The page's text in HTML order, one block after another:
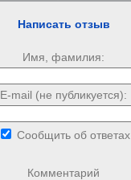
Написать отзыв
Имя, фамилия:
E-mail (не публикуется):
Сообщить об ответах
Комментарий